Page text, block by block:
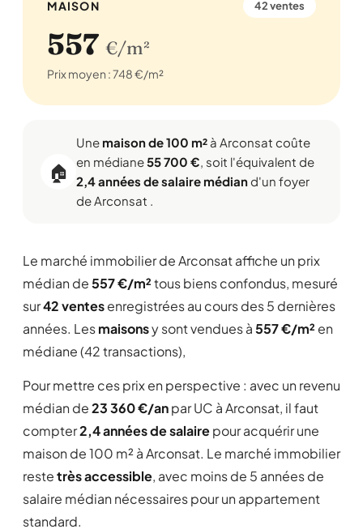
MAISON 42 ventes
557 €/m²
Prix moyen : 748 €/m²
🏠
Une maison de 100 m² à Arconsat coûte
en médiane55 700 €, soit l'équivalent de
2,4 années de salaire médiand'un foyer
de Arconsat .
Le marché immobilier de Arconsat affiche un prix
médian de557 €/m²tous biens confondus, mesuré
sur42 ventesenregistrées au cours des 5 dernières
années. Lesmaisonsy sont vendues à557 €/m² en
médiane (42 transactions),
Pour mettre ces prix en perspective : avec un revenu
médian de23 360 €/anpar UC à Arconsat, il faut
compter2,4 années de salairepour acquérir une
maison de 100 m² à Arconsat. Le marché immobilier
restetrès accessible, avec moins de 5 années de
salaire médian nécessaires pour un appartement
standard.